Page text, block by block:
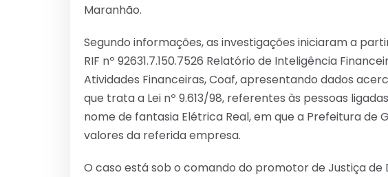
Maranhão.
Segundo informações, as investigações iniciaram a
RIF nº 92631.7.150.7526 Relatório de Inteligência
Atividades Financeiras, Coaf, apresentando dados
que trata a Lei nº 9.613/98, referentes às pessoas
nome de fantasia Elétrica Real, em que a Prefeitura de
valores da referida empresa.
O caso está sob o comando do promotor de Justiça de